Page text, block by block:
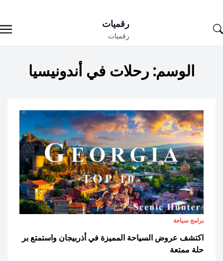
to
رقميات
رقميات
الوسم: رحلات في أندونيسيا
برامج سياحة
اكتشف عروض السياحة المميزة في أذربيجان واستمتع بر
حلة ممتعة